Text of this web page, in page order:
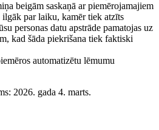
beigām saskaņā ar piemērojamajiem
par laiku, kamēr tiek atzīts
personas datu apstrāde pamatojas uz
kad šāda piekrišana tiek faktiski
automatizētu lēmumu
2026. gada 4. marts.